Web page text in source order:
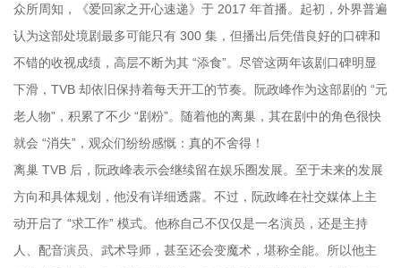
众所周知，《爱回家之开心速递》于 2017 年首播。起初，外界普遍
认为这部处境剧最多可能只有 300 集，但播出后凭借良好的口碑和
不错的收视成绩，高层不断为其 “添食”。尽管这两年该剧口碑明显
下滑，TVB 却依旧保持着每天开工的节奏。阮政峰作为这部剧的 “元
老人物”，积累了不少 “剧粉”。随着他的离巢，其在剧中的角色很快
就会 “消失”，观众们纷纷感慨：真的不舍得！
离巢 TVB 后，阮政峰表示会继续留在娱乐圈发展。至于未来的发展
方向和具体规划，他没有详细透露。不过，阮政峰在社交媒体上主
动开启了 “求工作” 模式。他称自己不仅仅是一名演员，还是主持
人、配音演员、武术导师，甚至还会变魔术，堪称全能。所以他主